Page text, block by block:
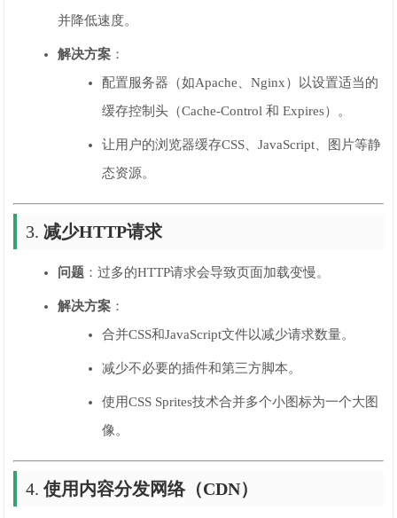
并降低速度。
解决方案 ：
配置服务器（如Apache、Nginx）以设置适当的
缓存控制头（Cache-Control 和 Expires）。
让用户的浏览器缓存CSS、JavaScript、图片等静
态资源。
3.减少HTTP请求
问题 ：过多的HTTP请求会导致页面加载变慢。
解决方案 ：
合并CSS和JavaScript文件以减少请求数量。
减少不必要的插件和第三方脚本。
使用CSS Sprites技术合并多个小图标为一个大图
像。
4.使用内容分发网络（CDN）